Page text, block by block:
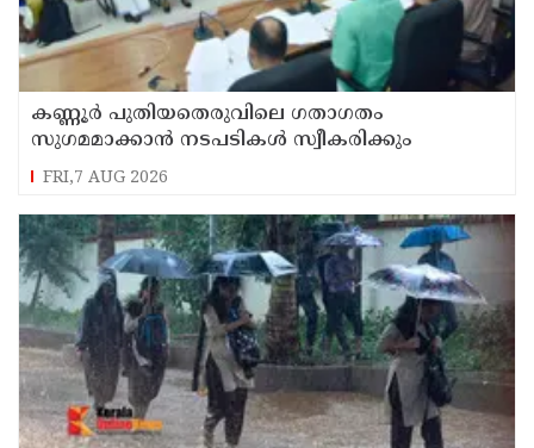
കണ്ണൂർ പുതിയതെരുവിലെ ഗതാഗതം
സുഗമമാക്കാന്‍ നടപടികള്‍ സ്വീകരിക്കും
FRI,7 AUG 2026